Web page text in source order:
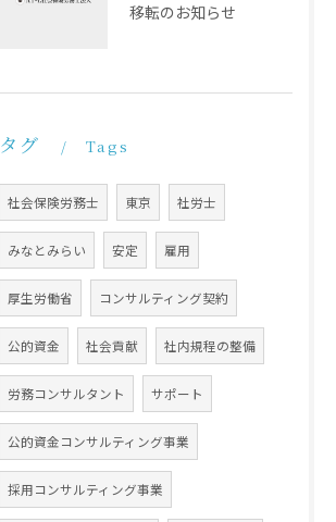
移転のお知らせ
タグ Tags
社会保険労務士 東京 社労士
みなとみらい 安定 雇用
厚生労働省 コンサルティング契約
公的資金 社会貢献 社内規程の整備
労務コンサルタント サポート
公的資金コンサルティング事業
採用コンサルティング事業